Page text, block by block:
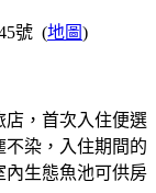
號 (地圖)
店，首次入住便選
染，入住期間的
內生態魚池可供房